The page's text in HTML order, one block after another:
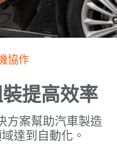
協作
提高效率
方案幫助汽車製造
達到自動化。